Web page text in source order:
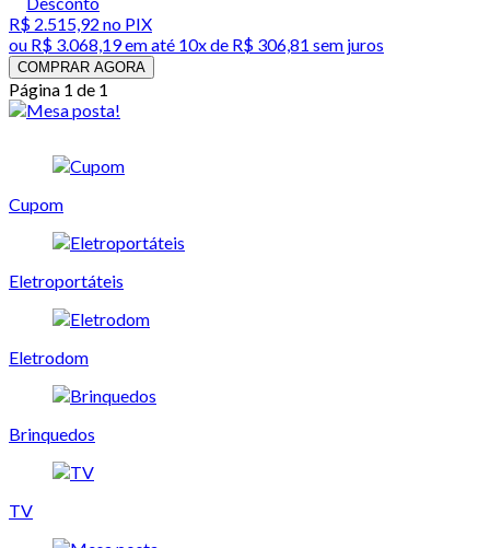
R$ 2.515,92 no PIX
ou R$ 3.068,19em até 10x de R$ 306,81 sem juros
COMPRAR AGORA
Página 1 de 1
Cupom
Eletroportáteis
Eletrodom
Brinquedos
TV